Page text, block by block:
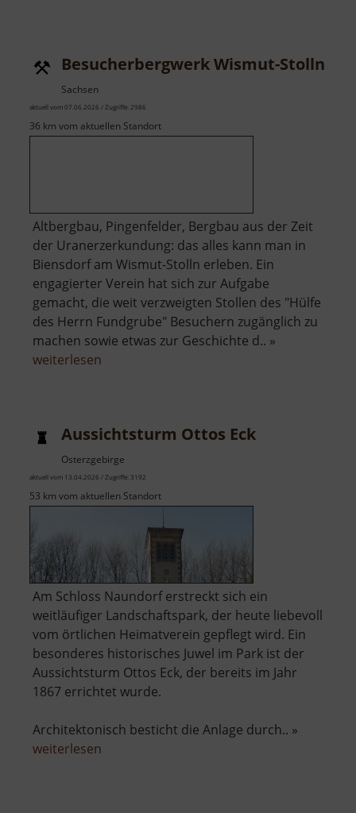
Erashöhe
Besucherbergwerk Wismut-Stolln
Sachsen
aktuell vom 07.06.2026 / Zugriffe: 2986
36 km vom aktuellen Standort
Altbergbau, Pingenfelder, Bergbau aus der Zeit
der Uranerzerkundung: das alles kann man in
Biensdorf am Wismut-Stolln erleben. Ein
engagierter Verein hat sich zur Aufgabe
gemacht, die weit verzweigten Stollen des "Hülfe
des Herrn Fundgrube" Besuchern zugänglich zu
machen sowie etwas zur Geschichte d.. »
weiterlesen
Aussichtsturm Ottos Eck
Osterzgebirge
aktuell vom 13.04.2026 / Zugriffe: 3192
53 km vom aktuellen Standort
Am Schloss Naundorf erstreckt sich ein
weitläufiger Landschaftspark, der heute liebevoll
vom örtlichen Heimatverein gepflegt wird. Ein
besonderes historisches Juwel im Park ist der
Aussichtsturm Ottos Eck, der bereits im Jahr
1867 errichtet wurde.
Architektonisch besticht die Anlage durch.. »
weiterlesen